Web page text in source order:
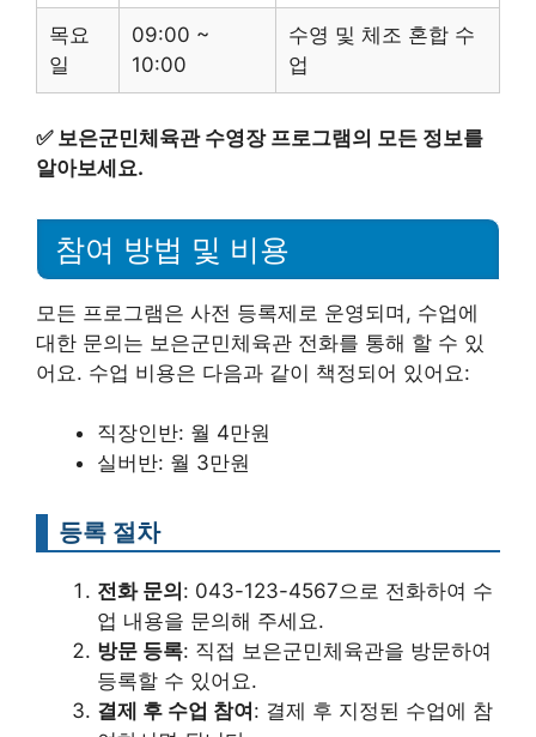
목요
일
09:00 ~
10:00
수영 및 체조 혼합 수
업
✅ 보은군민체육관 수영장 프로그램의 모든 정보를
알아보세요.
참여 방법 및 비용
모든 프로그램은 사전 등록제로 운영되며, 수업에
대한 문의는 보은군민체육관 전화를 통해 할 수 있
어요. 수업 비용은 다음과 같이 책정되어 있어요:
직장인반: 월 4만원
실버반: 월 3만원
등록 절차
전화 문의 : 043-123-4567으로 전화하여 수
업 내용을 문의해 주세요.
방문 등록: 직접 보은군민체육관을 방문하여
등록할 수 있어요.
결제 후 수업 참여 : 결제 후 지정된 수업에 참